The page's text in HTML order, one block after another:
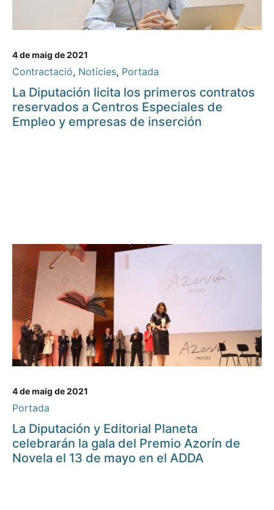
4 de maig de 2021
Contractació, Notícies, Portada
La Diputación licita los primeros contratos
reservados a Centros Especiales de
Empleo y empresas de inserción
4 de maig de 2021
Portada
La Diputación y Editorial Planeta
celebrarán la gala del Premio Azorín de
Novela el 13 de mayo en el ADDA